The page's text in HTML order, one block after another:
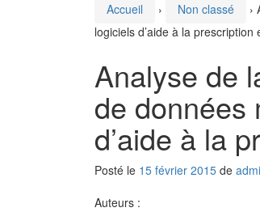
Accueil › Non classé ›
logiciels d’aide à la prescription
Analyse de
de données
d’aide à la
Posté le 15 février 2015 de
Auteurs :